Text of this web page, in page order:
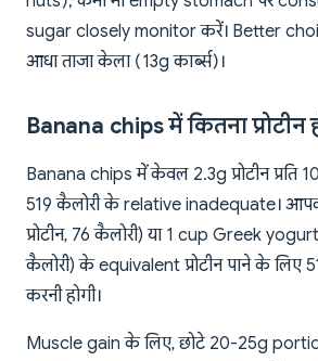
sugar closely monitor करें। Better
आधा ताजा केला (13g कार्ब्स)।
Banana chips में कितना प्रोटीन
Banana chips में केवल 2.3g प्रोटीन प्रति
519 कैलोरी के relative inadequate।
प्रोटीन, 76 कैलोरी) या 1 cup Greek
कैलोरी) के equivalent प्रोटीन पाने के लिए
करनी होगी।
Muscle gain के लिए, छोटे 20-25g